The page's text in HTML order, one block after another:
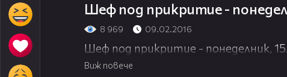
Шеф под прикритие -
8 969 09.02.2016
Шеф под прикритие - понеделник,
Виж повече